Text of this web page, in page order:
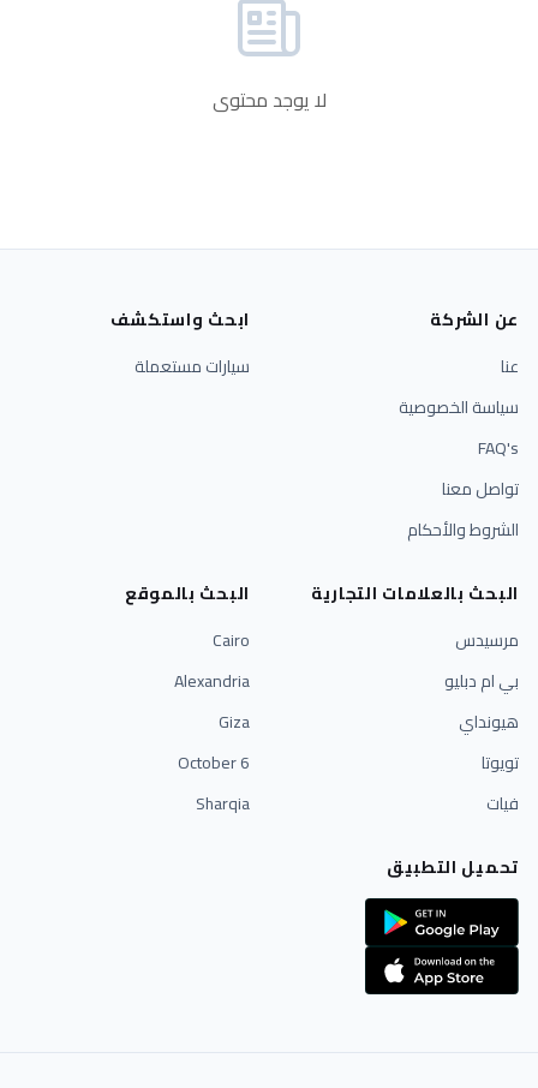
لا يوجد محتوى
عن الشركة
عنا
سياسة الخصوصية
FAQ's
تواصل معنا
الشروط والأحكام
ابحث واستكشف
سيارات مستعملة
البحث بالعلامات التجارية
مرسيدس
بي ام دبليو
هيونداي
تويوتا
فيات
البحث بالموقع
Cairo
Alexandria
Giza
6 October
Sharqia
تحميل التطبيق